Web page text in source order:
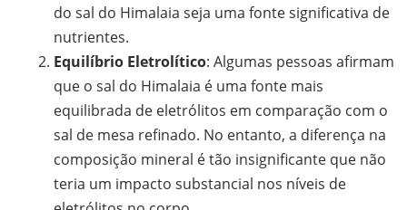
do sal do Himalaia seja uma fonte significativa de
nutrientes.
Equilíbrio Eletrolítico: Algumas pessoas afirmam
que o sal do Himalaia é uma fonte mais
equilibrada de eletrólitos em comparação com o
sal de mesa refinado. No entanto, a diferença na
composição mineral é tão insignificante que não
teria um impacto substancial nos níveis de